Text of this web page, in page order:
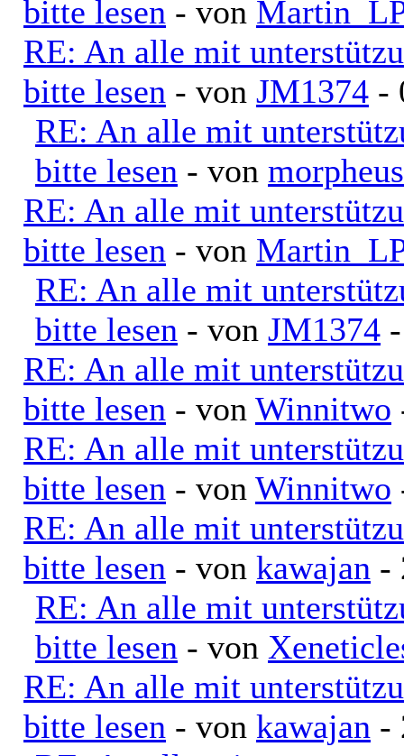
bitte lesen - von
RE: An alle mit
bitte lesen - von JM1374 -
RE: An alle mit
bitte lesen - von morpheus
RE: An alle mit
bitte lesen - von
RE: An alle mit
bitte lesen - von JM1374
RE: An alle mit
bitte lesen - von Winnitwo
RE: An alle mit
bitte lesen - von Winnitwo
RE: An alle mit
bitte lesen - von kawajan -
RE: An alle mit
bitte lesen - von
RE: An alle mit
bitte lesen - von kawajan -